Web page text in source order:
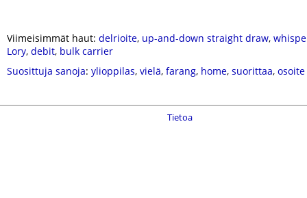
Viimeisimmät haut: delrioite, up-and-down straight draw,
Lory, debit, bulk carrier
Suosittuja sanoja: ylioppilas, vielä, farang, home, suorittaa, osoite
Tietoa